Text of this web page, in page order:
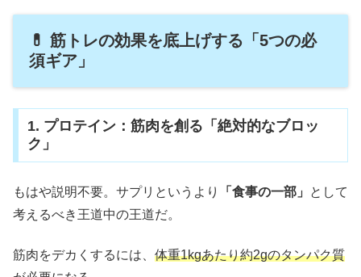
💊 筋トレの効果を底上げする「5つの必
須ギア」
1. プロテイン：筋肉を創る「絶対的なブロッ
ク」
もはや説明不要。サプリというより 「食事の一部」
として
考えるべき王道中の王道だ。
筋肉をデカくするには、 体重1kgあたり約2gのタンパク質